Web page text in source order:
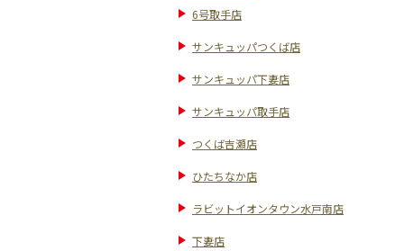
6号取手店
サンキュッパつくば店
サンキュッパ下妻店
サンキュッパ取手店
つくば吉瀬店
ひたちなか店
ラビットイオンタウン水戸南店
下妻店